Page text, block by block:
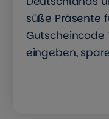
süße Präsente
Gutscheincode
eingeben,